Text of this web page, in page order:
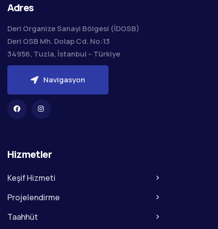
Adres
Deri Organize Sanayi Bölgesi (İDOSB)
Deri OSB Mh. Dolap Cd. No:13
34956, Tuzla, İstanbul – Türkiye
Navigasyon
Hizmetler
Keşif Hizmeti
Projelendirme
Taahhüt